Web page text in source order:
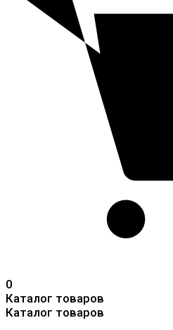
0
Каталог товаров
Каталог товаров